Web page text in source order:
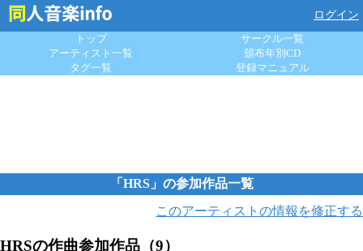
ログイン
トップ
サークル一覧
アーティスト一覧
頒布年別CD
タグ一覧
登録マニュアル
「HRS」の参加作品一覧
このアーティストの情報を修正する
HRSの作曲参加作品（9）